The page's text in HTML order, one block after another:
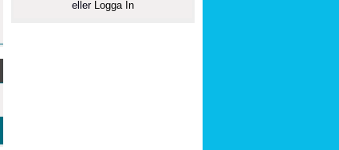
eller Logga In